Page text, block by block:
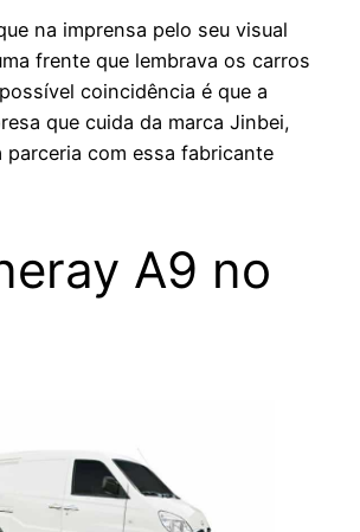
na imprensa pelo seu visual
frente que lembrava os carros
coincidência é que a
que cuida da marca Jinbei,
parceria com essa fabricante
A9 no